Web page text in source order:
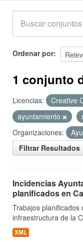
Ordenar por
1 conjunto
Licencias: Creative
ayuntamiento
Organizaciones:
Filtrar Resultados
Incidencias
planificados en
Trabajos
infraestructura de la
XML